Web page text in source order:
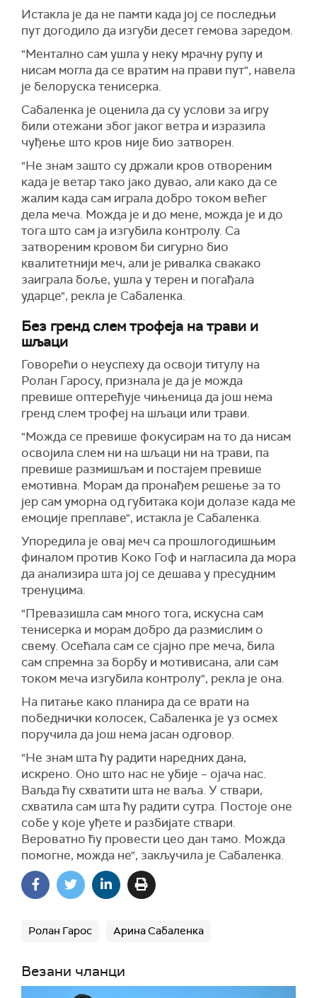
Истакла је да не памти када јој се последњи
пут догодило да изгуби десет гемова заредом.
"Ментално сам ушла у неку мрачну рупу и
нисам могла да се вратим на прави пут", навела
је белоруска тенисерка.
Сабаленка је оценила да су услови за игру
били отежани због јаког ветра и изразила
чуђење што кров није био затворен.
"Не знам зашто су држали кров отвореним
када је ветар тако јако дувао, али како да се
жалим када сам играла добро током већег
дела меча. Можда је и до мене, можда је и до
тога што сам ја изгубила контролу. Са
затвореним кровом би сигурно био
квалитетнији меч, али је ривалка свакако
заиграла боље, ушла у терен и погађала
ударце", рекла је Сабаленка.
Без гренд слем трофеја на трави и
шљаци
Говорећи о неуспеху да освоји титулу на
Ролан Гаросу, признала је да је можда
превише оптерећује чињеница да још нема
гренд слем трофеј на шљаци или трави.
"Можда се превише фокусирам на то да нисам
освојила слем ни на шљаци ни на трави, па
превише размишљам и постајем превише
емотивна. Морам да пронађем решење за то
јер сам уморна од губитака који долазе када ме
емоције преплаве", истакла је Сабаленка.
Упоредила је овај меч са прошлогодишњим
финалом против Коко Гоф и нагласила да мора
да анализира шта јој се дешава у пресудним
тренуцима.
"Превазишла сам много тога, искусна сам
тенисерка и морам добро да размислим о
свему. Осећала сам се сјајно пре меча, била
сам спремна за борбу и мотивисана, али сам
током меча изгубила контролу", рекла је она.
На питање како планира да се врати на
победнички колосек, Сабаленка је уз осмех
поручила да још нема јасан одговор.
"Не знам шта ћу радити наредних дана,
искрено. Оно што нас не убије – ојача нас.
Ваљда ћу схватити шта не ваља. У ствари,
схватила сам шта ћу радити сутра. Постоје оне
собе у које уђете и разбијате ствари.
Вероватно ћу провести цео дан тамо. Можда
помогне, можда не", закључила је Сабаленка.
Ролан Гарос Арина Сабаленка
Везани чланци